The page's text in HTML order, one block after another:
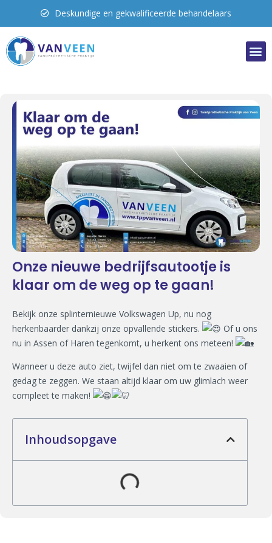
Uitgebreide oplossingen
Onze nieuwe bedrijfsautootje is
klaar om de weg op te gaan!
Bekijk onze splinternieuwe Volkswagen Up, nu nog
herkenbaarder dankzij onze opvallende stickers.
Of u ons
nu in Assen of Haren tegenkomt, u herkent ons meteen!
Wanneer u deze auto ziet, twijfel dan niet om te zwaaien of
gedag te zeggen. We staan altijd klaar om uw glimlach weer
compleet te maken!
Inhoudsopgave